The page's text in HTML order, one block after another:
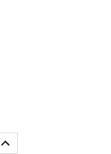
INCREASE
QUANTITY: